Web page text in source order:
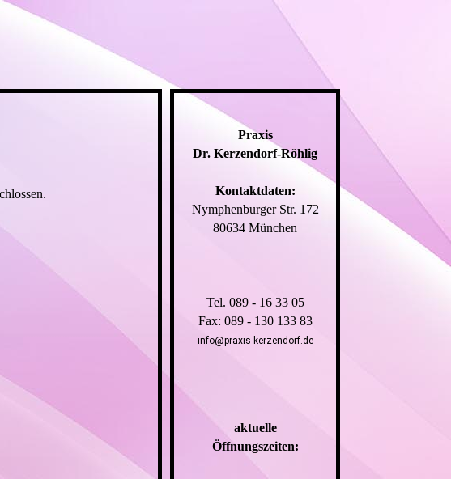
Praxis
Dr. Kerzendorf-Röhlig
Kontaktdaten:
Nymphenburger Str. 172
80634 München
Tel. 089 - 16 33 05
Fax: 089 - 130 133 83
info@praxis-kerzendorf.de
aktuelle
Öffnungszeiten: